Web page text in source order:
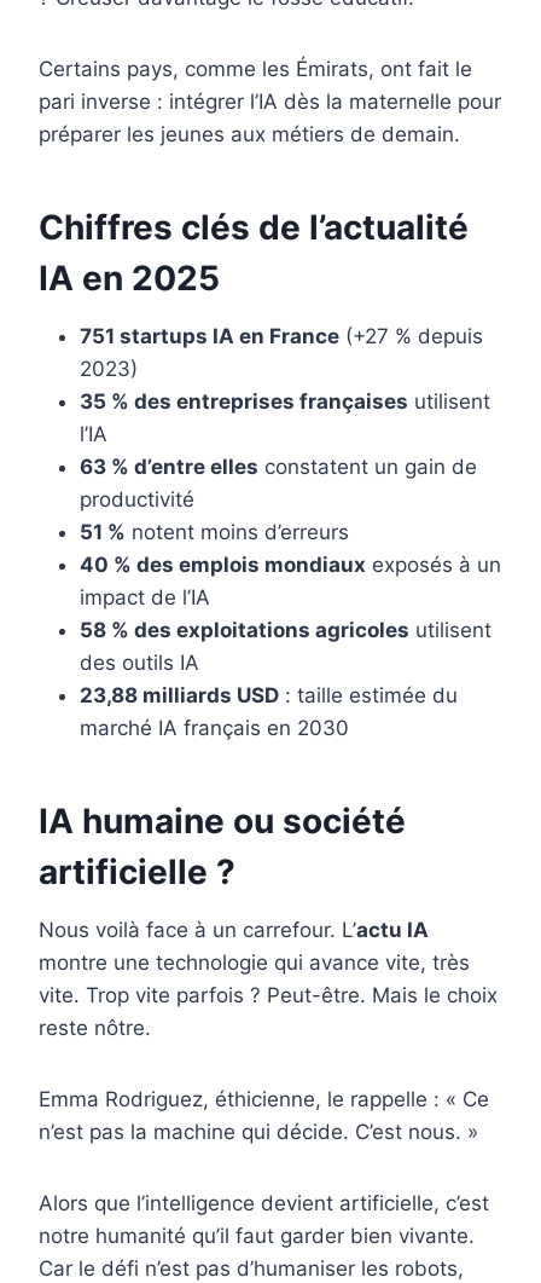
Certains pays, comme les Émirats, ont fait le
pari inverse : intégrer l’IA dès la maternelle pour
préparer les jeunes aux métiers de demain.
Chiffres clés de l’actualité
IA en 2025
751 startups IA en France (+27 % depuis
2023)
35 % des entreprises françaises utilisent
l’IA
63 % d’entre elles constatent un gain de
productivité
51 % notent moins d’erreurs
40 % des emplois mondiaux exposés à un
impact de l’IA
58 % des exploitations agricoles utilisent
des outils IA
23,88 milliards USD : taille estimée du
marché IA français en 2030
IA humaine ou société
artificielle ?
Nous voilà face à un carrefour. L’actu IA
montre une technologie qui avance vite, très
vite. Trop vite parfois ? Peut-être. Mais le choix
reste nôtre.
Emma Rodriguez, éthicienne, le rappelle : « Ce
n’est pas la machine qui décide. C’est nous. »
Alors que l’intelligence devient artificielle, c’est
notre humanité qu’il faut garder bien vivante.
Car le défi n’est pas d’humaniser les robots,